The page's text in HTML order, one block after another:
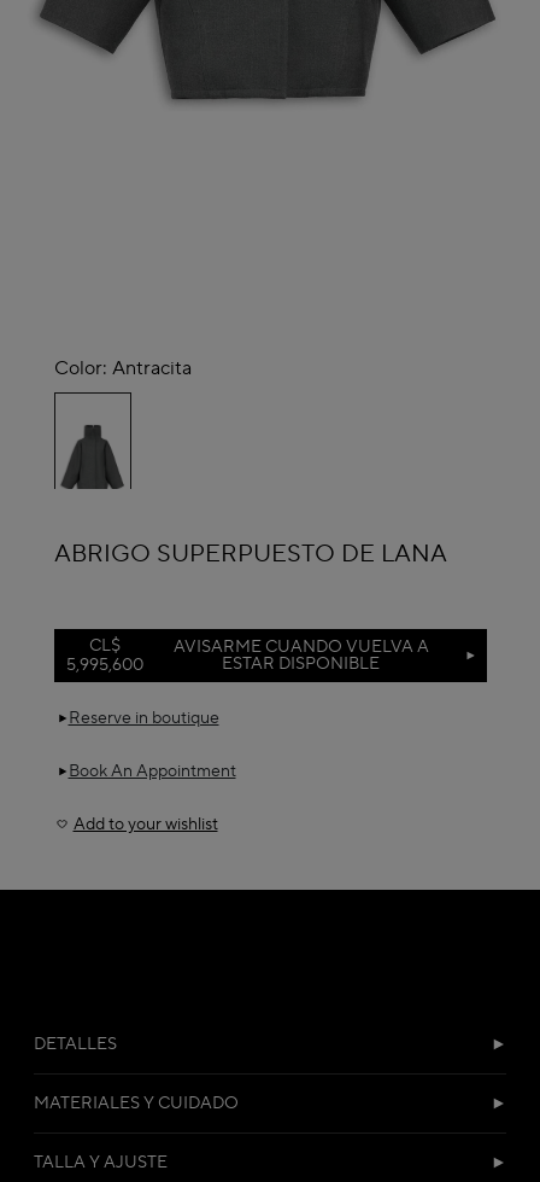
Color: Antracita
seleccionado
ALAÏA
ABRIGO SUPERPUESTO DE LANA
CL$
5,995,600
AVISARME CUANDO VUELVA A
ESTAR DISPONIBLE
Reserve in boutique
Book An Appointment
Add to your wishlist
DETALLES
MATERIALES Y CUIDADO
TALLA Y AJUSTE